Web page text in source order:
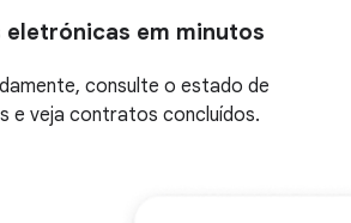
eletrónicas em minutos
consulte o estado de
e veja contratos concluídos.